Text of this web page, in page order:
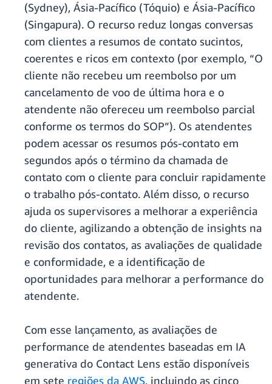
(Sydney), Ásia-Pacífico (Tóquio) e Ásia-Pacífico
(Singapura). O recurso reduz longas conversas
com clientes a resumos de contato sucintos,
coerentes e ricos em contexto (por exemplo, “O
cliente não recebeu um reembolso por um
cancelamento de voo de última hora e o
atendente não ofereceu um reembolso parcial
conforme os termos do SOP”). Os atendentes
podem acessar os resumos pós-contato em
segundos após o término da chamada de
contato com o cliente para concluir rapidamente
o trabalho pós-contato. Além disso, o recurso
ajuda os supervisores a melhorar a experiência
do cliente, agilizando a obtenção de insights na
revisão dos contatos, as avaliações de qualidade
e conformidade, e a identificação de
oportunidades para melhorar a performance do
atendente.
Com esse lançamento, as avaliações de
performance de atendentes baseadas em IA
generativa do Contact Lens estão disponíveis
em sete regiões da AWS, incluindo as cinco